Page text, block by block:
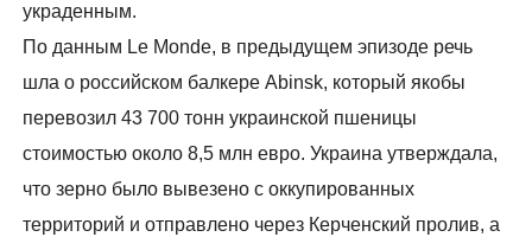
украденным.
По данным Le Monde, в предыдущем эпизоде речь
шла о российском балкере Abinsk, который якобы
перевозил 43 700 тонн украинской пшеницы
стоимостью около 8,5 млн евро. Украина утверждала,
что зерно было вывезено с оккупированных
территорий и отправлено через Керченский пролив, а